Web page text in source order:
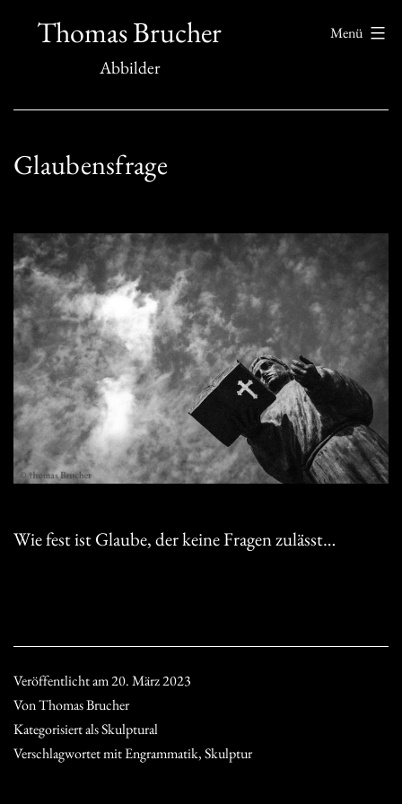
InhaltThomas Brucher
Abbilder
Menü
Glaubensfrage
Wie fest ist Glaube, der keine Fragen zulässt…
Veröffentlicht am20. März 2023
VonThomas Brucher
Kategorisiert alsSkulptural
Verschlagwortet mitEngrammatik,Skulptur